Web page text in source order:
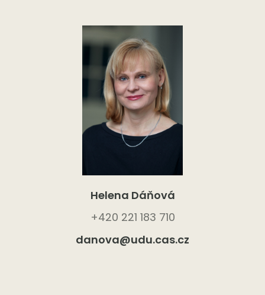
Helena Dáňová
+420 221 183 710
danova@udu.cas.cz